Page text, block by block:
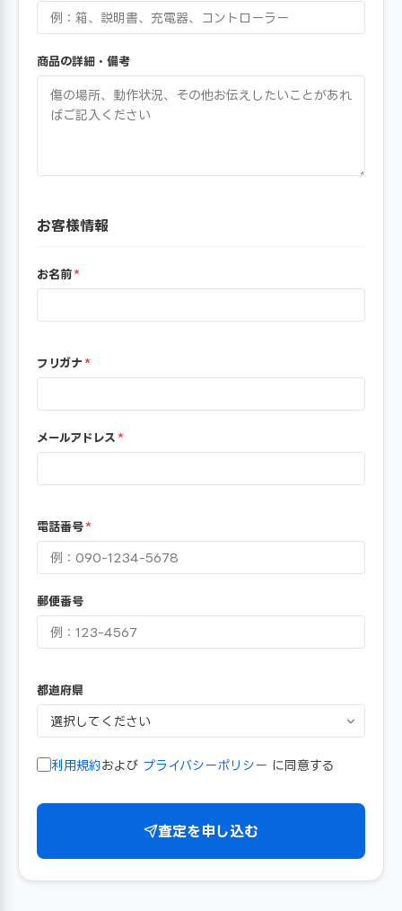
商品の詳細・備考
お客様情報
お名前*
フリガナ *
メールアドレス *
電話番号*
郵便番号
都道府県
利用規約および プライバシーポリシー に同意する
査定を申し込む